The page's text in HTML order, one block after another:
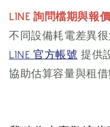
LINE 詢問檔期與報價
不同設備耗電差異
LINE 官方帳號 提供
協助估算容量與租借